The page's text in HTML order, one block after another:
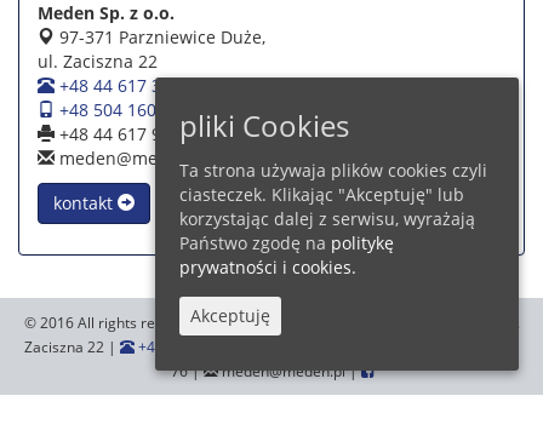
Meden Sp. z o.o.
97-371 Parzniewice Duże,
ul. Zaciszna 22
+48 44 617 39 39
+48 504 160 942
+48 44 617 93 76
meden@meden.pl
kontakt
© 2016 All rights reserved.Meden Sp. z o.o.
Zaciszna 22 |
+48 44 617 39 39
76 |
meden@meden.pl |
pliki Cookies
Ta strona używaja plików cookies czyli
ciasteczek. Klikając "Akceptuję" lub
korzystając dalej z serwisu, wyrażają
Państwo zgodę na politykę
prywatności i cookies.
Akceptuję